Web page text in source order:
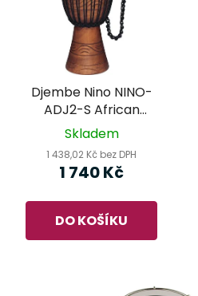
Djembe Nino NINO-
ADJ2-S African
Natural/Carved
Skladem
1 438,02 Kč bez DPH
1 740 Kč
DO KOŠÍKU